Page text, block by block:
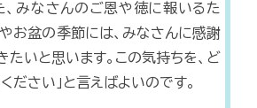
、みなさんのご恩や徳に報いるた
やお盆の季節には、みなさんに感謝
たいと思います。この気持ちを、ど
ださい」と言えばよいのです。